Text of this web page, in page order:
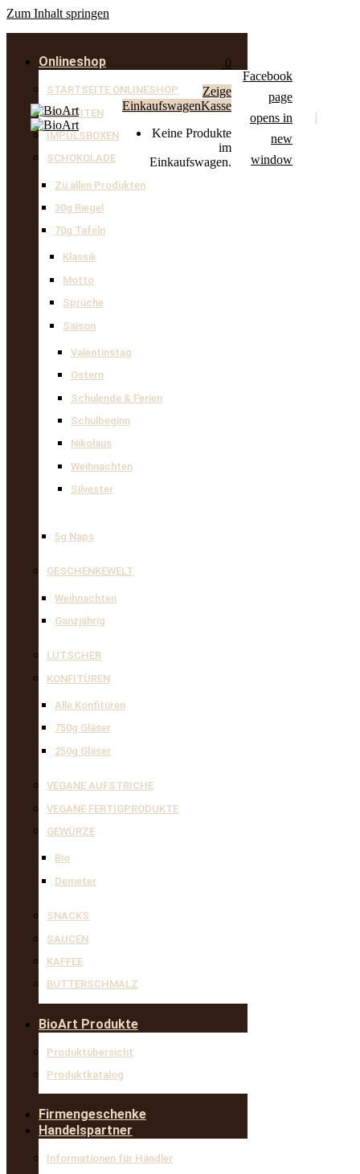
Zum Inhalt springen
0
Zeige
EinkaufswagenKasse
Keine Produkte
im
Einkaufswagen.
Facebook
page
opens in
new
window
|
Onlineshop
STARTSEITE ONLINESHOP
NEUHEITEN
IMPULSBOXEN
SCHOKOLADE
Zu allen Produkten
30g Riegel
70g Tafeln
Klassik
Motto
Sprüche
Saison
Valentinstag
Ostern
Schulende & Ferien
Schulbeginn
Nikolaus
Weihnachten
Silvester
5g Naps
GESCHENKEWELT
Weihnachten
Ganzjährig
LUTSCHER
KONFITÜREN
Alle Konfitüren
750g Gläser
250g Gläser
VEGANE AUFSTRICHE
VEGANE FERTIGPRODUKTE
GEWÜRZE
Bio
Demeter
SNACKS
SAUCEN
KAFFEE
BUTTERSCHMALZ
BioArt Produkte
Produktübersicht
Produktkatalog
Firmengeschenke
Handelspartner
Informationen für Händler